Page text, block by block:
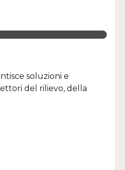
soluzioni e
del rilievo, della